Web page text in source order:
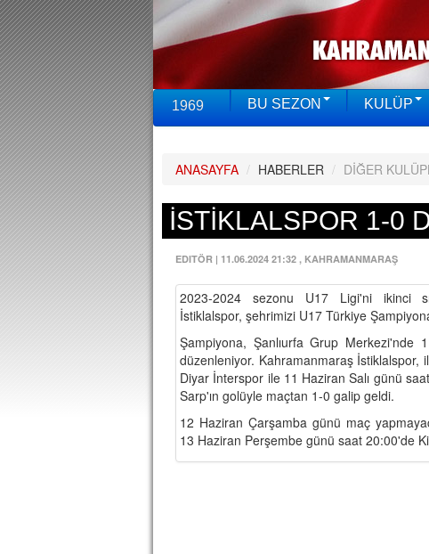
1969 BU SEZON KULÜP
ANASAYFA / HABERLER / DİĞER
İSTİKLALSPOR 1-0
EDITÖR | 11.06.2024 21:32 , KAHRAMANMARAŞ
2023-2024 sezonu U17 Ligi'ni ikinci
İstiklalspor, şehrimizi U17 Türkiye
Şampiyona, Şanlıurfa Grup Merkezi'nde
düzenleniyor. Kahramanmaraş İstiklalspor,
Diyar İnterspor ile 11 Haziran Salı günü
Sarp'ın golüyle maçtan 1-0 galip geldi.
12 Haziran Çarşamba günü maç
13 Haziran Perşembe günü saat 20:00'de